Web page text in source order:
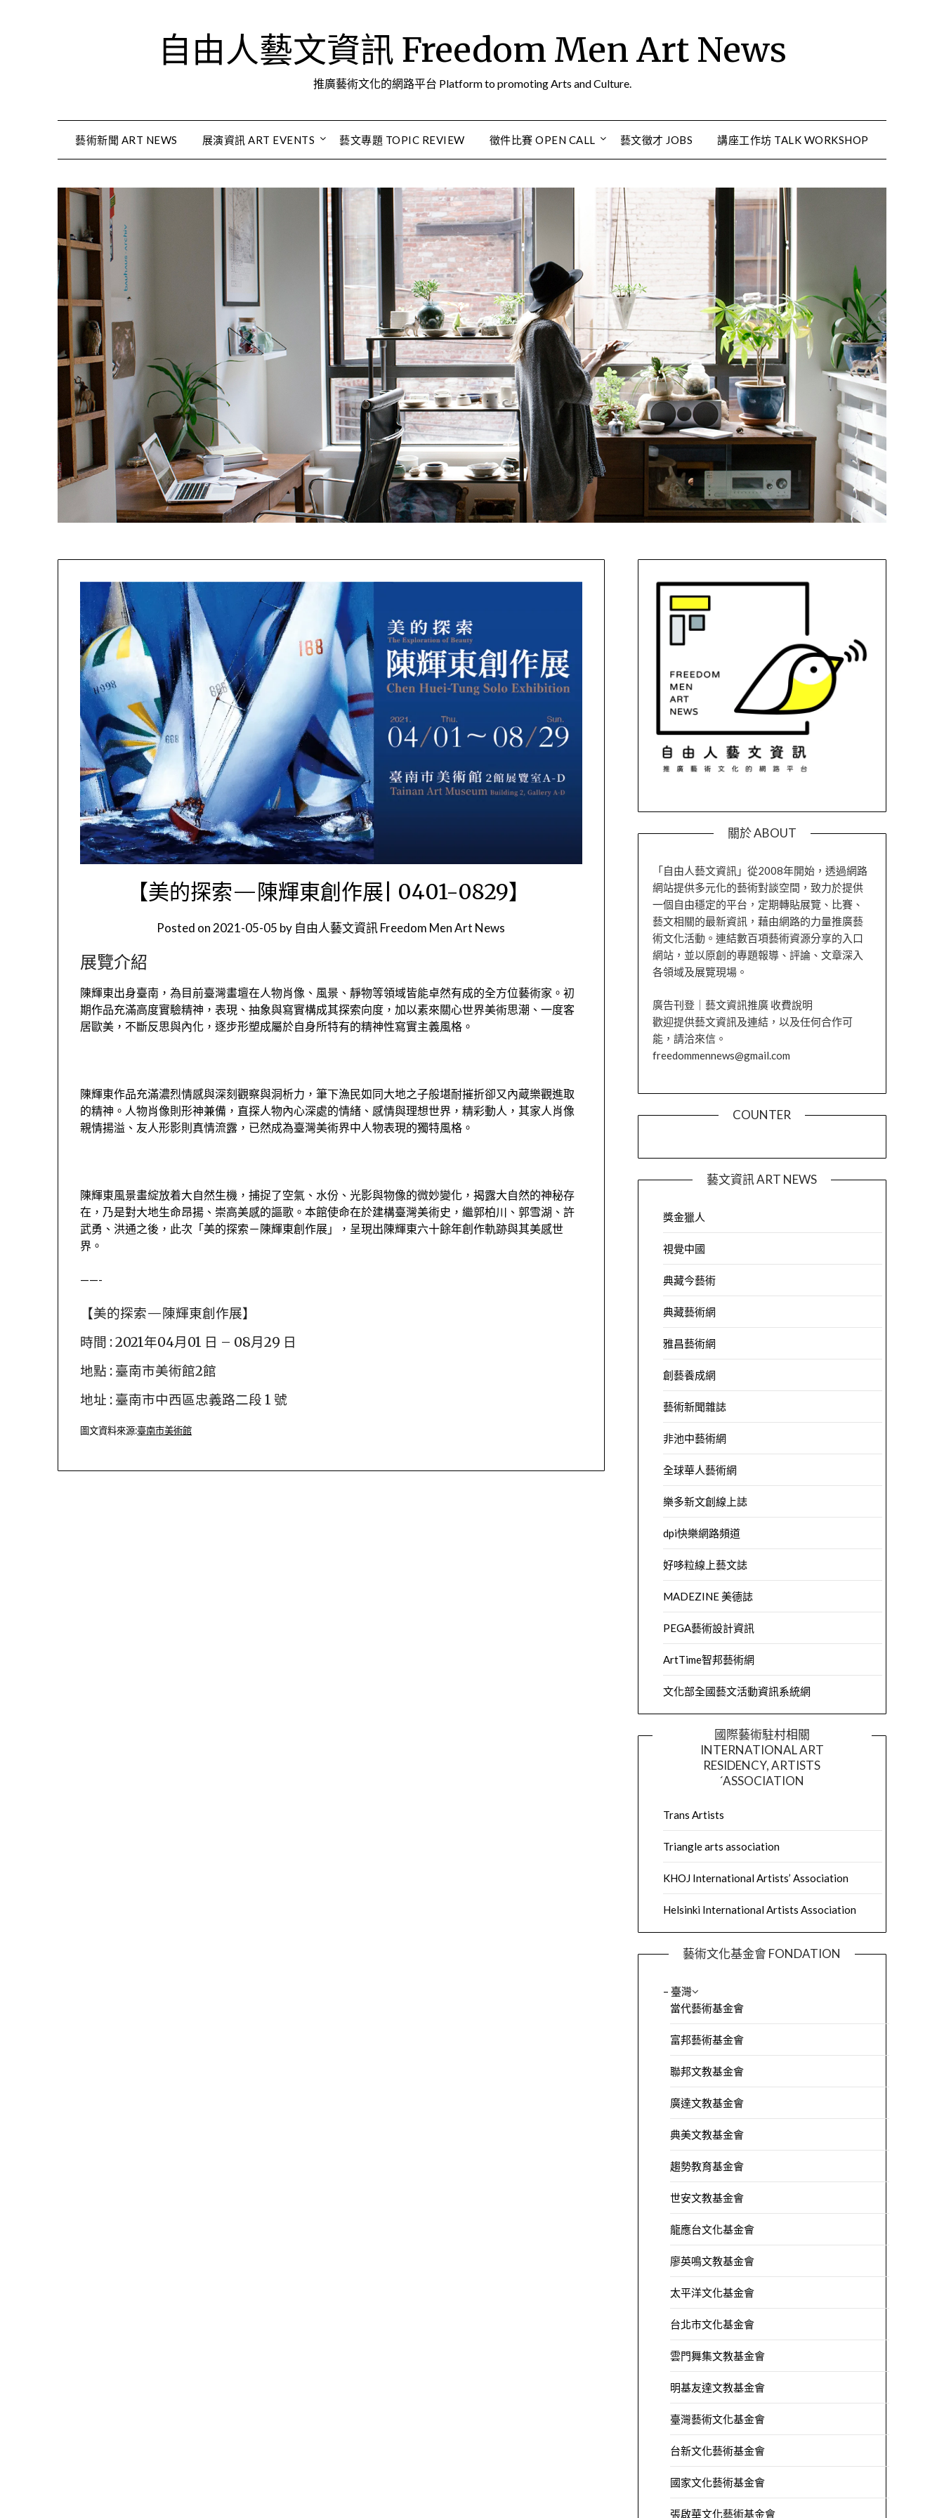
自由人藝文資訊 Freedom Men Art News
推廣藝術文化的網路平台 Platform to promoting Arts and Culture.
藝術新聞 ART NEWS 展演資訊 ART EVENTS 藝文專題 TOPIC REVIEW 徵件比賽 OPEN CALL 藝文徵才 JOBS 講座工作坊 TALK WORKSHOP
【美的探索—陳輝東創作展| 0401-0829】
Posted on2021-05-05 by 自由人藝文資訊 Freedom Men Art News
展覽介紹
陳輝東出身臺南，為目前臺灣畫壇在人物肖像、風景、靜物等領域皆能卓然有成的全方位藝術家。初
期作品充滿高度實驗精神，表現、抽象與寫實構成其探索向度，加以素來關心世界美術思潮、一度客
居歐美，不斷反思與內化，逐步形塑成屬於自身所特有的精神性寫實主義風格。
陳輝東作品充滿濃烈情感與深刻觀察與洞析力，筆下漁民如同大地之子般堪耐摧折卻又內蔵樂觀進取
的精神。人物肖像則形神兼備，直探人物內心深處的情緒、感情與理想世界，精彩動人，其家人肖像
親情揚溢、友人形影則真情流露，已然成為臺灣美術界中人物表現的獨特風格。
陳輝東風景畫綻放着大自然生機，捕捉了空氣、水份、光影與物像的微妙變化，揭露大自然的神秘存
在，乃是對大地生命昂揚、崇高美感的謳歌。本館使命在於建構臺灣美術史，繼郭柏川、郭雪湖、許
武勇、洪通之後，此次「美的探索－陳輝東創作展」，呈現出陳輝東六十餘年創作軌跡與其美感世
界。
——-
【美的探索—陳輝東創作展】
時間 : 2021年04月01 日 – 08月29 日
地點 : 臺南市美術館2館
地址 : 臺南市中西區忠義路二段 1 號
圖文資料來源:臺南市美術館
關於 ABOUT
「自由人藝文資訊」從2008年開始，透過網路
網站提供多元化的藝術對談空間，致力於提供
一個自由穩定的平台，定期轉貼展覽、比賽、
藝文相關的最新資訊，藉由網路的力量推廣藝
術文化活動。連結數百項藝術資源分享的入口
網站，並以原創的專題報導、評論、文章深入
各領域及展覽現場。
廣告刊登｜藝文資訊推廣 收費說明
歡迎提供藝文資訊及連結，以及任何合作可
能，請洽來信。
freedommennews@gmail.com
COUNTER
藝文資訊 ART NEWS
獎金獵人
視覺中國
典藏今藝術
典藏藝術網
雅昌藝術網
創藝養成網
藝術新聞雜誌
非池中藝術網
全球華人藝術網
樂多新文創線上誌
dpi快樂網路頻道
好哆粒線上藝文誌
MADEZINE 美德誌
PEGA藝術設計資訊
ArtTime智邦藝術網
文化部全國藝文活動資訊系統網
國際藝術駐村相關
INTERNATIONAL ART
RESIDENCY, ARTISTS
´ASSOCIATION
Trans Artists
Triangle arts association
KHOJ International Artists’ Association
Helsinki International Artists Association
藝術文化基金會 FONDATION
– 臺灣
當代藝術基金會
富邦藝術基金會
聯邦文教基金會
廣達文教基金會
典美文教基金會
趨勢教育基金會
世安文教基金會
龍應台文化基金會
廖英鳴文教基金會
太平洋文化基金會
台北市文化基金會
雲門舞集文教基金會
明基友達文教基金會
臺灣藝術文化基金會
台新文化藝術基金會
國家文化藝術基金會
張啟華文化藝術基金會